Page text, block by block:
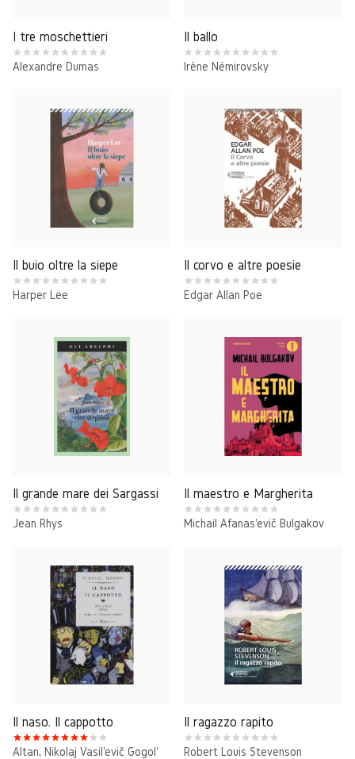
I tre moschettieri
Alexandre Dumas
Il ballo
Irène Némirovsky
Il buio oltre la siepe
Harper Lee
Il corvo e altre poesie
Edgar Allan Poe
Il grande mare dei Sargassi
Jean Rhys
Il maestro e Margherita
Michail Afanas'evič Bulgakov
Il naso. Il cappotto
Altan, Nikolaj Vasil'evič Gogol'
Il ragazzo rapito
Robert Louis Stevenson